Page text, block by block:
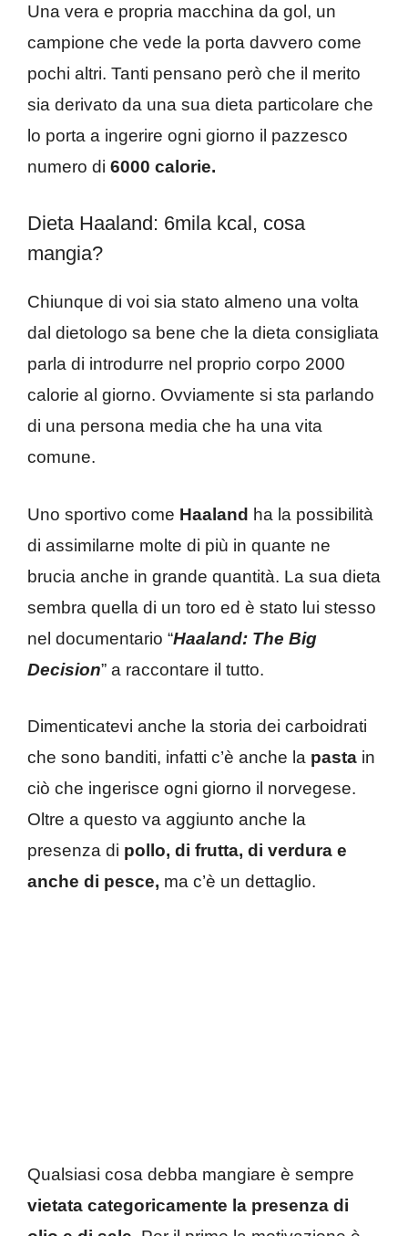
Una vera e propria macchina da gol, un
campione che vede la porta davvero come
pochi altri. Tanti pensano però che il merito
sia derivato da una sua dieta particolare che
lo porta a ingerire ogni giorno il pazzesco
numero di 6000 calorie.
Dieta Haaland: 6mila kcal, cosa
mangia?
Chiunque di voi sia stato almeno una volta
dal dietologo sa bene che la dieta consigliata
parla di introdurre nel proprio corpo 2000
calorie al giorno. Ovviamente si sta parlando
di una persona media che ha una vita
comune.
Uno sportivo come Haaland ha la possibilità
di assimilarne molte di più in quante ne
brucia anche in grande quantità. La sua dieta
sembra quella di un toro ed è stato lui stesso
nel documentario “Haaland: The Big
Decision” a raccontare il tutto.
Dimenticatevi anche la storia dei carboidrati
che sono banditi, infatti c’è anche la pasta in
ciò che ingerisce ogni giorno il norvegese.
Oltre a questo va aggiunto anche la
presenza di pollo, di frutta, di verdura e
anche di pesce, ma c’è un dettaglio.
Qualsiasi cosa debba mangiare è sempre
vietata categoricamente la presenza di